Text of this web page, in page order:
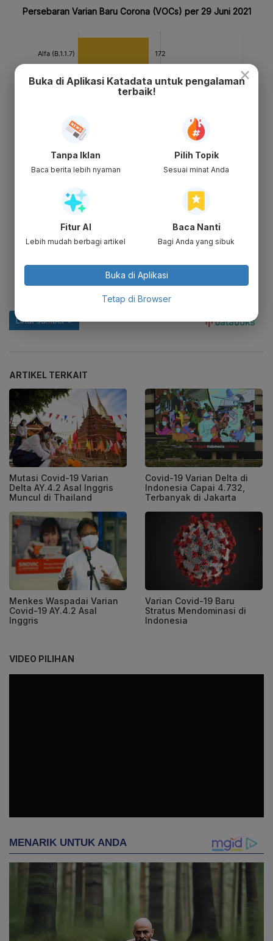
ARTIKEL TERKAIT
Mutasi Covid-19 Varian
Delta AY.4.2 Asal Inggris
Muncul di Thailand
Covid-19 Varian Delta di
Indonesia Capai 4.732,
Terbanyak di Jakarta
Menkes Waspadai Varian
Covid-19 AY.4.2 Asal
Inggris
Varian Covid-19 Baru
Stratus Mendominasi di
Indonesia
VIDEO PILIHAN
×
Buka di Aplikasi Katadata untuk pengalaman
terbaik!
Tanpa Iklan
Baca berita lebih nyaman
Pilih Topik
Sesuai minat Anda
Fitur AI
Lebih mudah berbagi artikel
Baca Nanti
Bagi Anda yang sibuk
Buka di Aplikasi
Tetap di Browser